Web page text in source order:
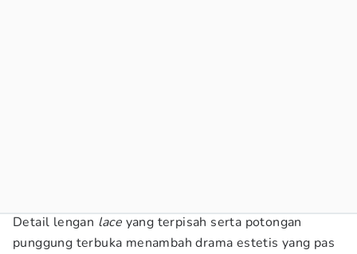
Detail lengan lace yang terpisah serta potongan
punggung terbuka menambah drama estetis yang pas